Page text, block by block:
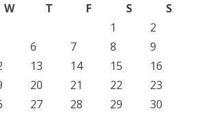
W T F S
S
1
2
6 7 8
9
13 14 15
16
20 21 22
23
27 28 29
30